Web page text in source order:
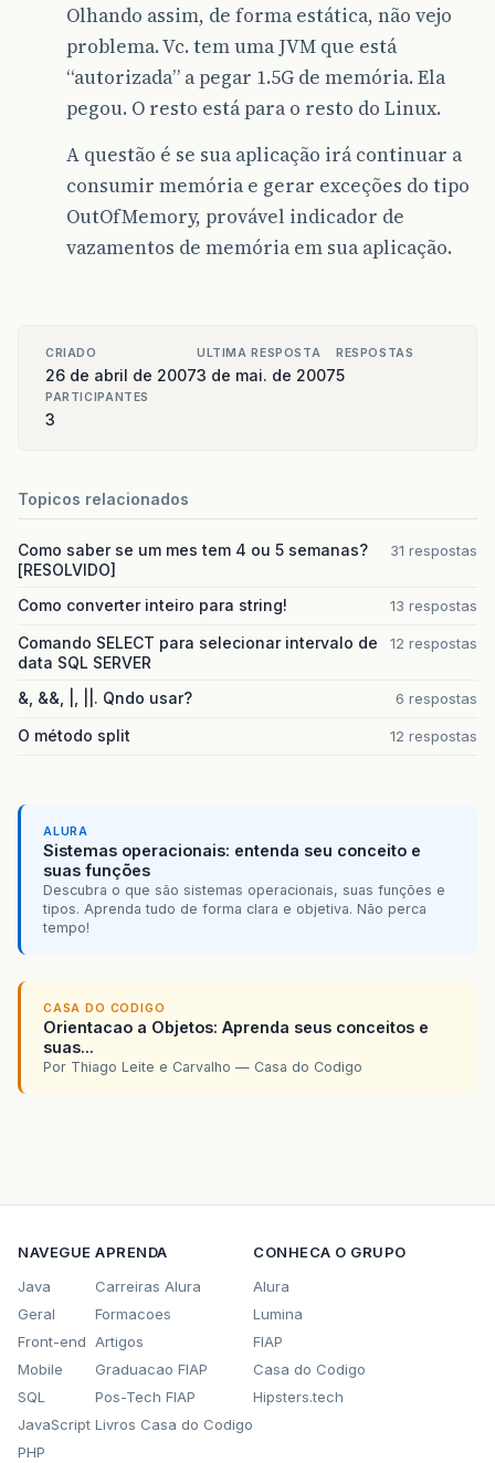
Olhando assim, de forma estática, não vejo
problema. Vc. tem uma JVM que está
“autorizada” a pegar 1.5G de memória. Ela
pegou. O resto está para o resto do Linux.
A questão é se sua aplicação irá continuar a
consumir memória e gerar exceções do tipo
OutOfMemory, provável indicador de
vazamentos de memória em sua aplicação.
CRIADO
26 de abril de 2007
ULTIMA RESPOSTA
3 de mai. de 2007
RESPOSTAS
5
PARTICIPANTES
3
Topicos relacionados
Como saber se um mes tem 4 ou 5 semanas?
[RESOLVIDO]
31 respostas
Como converter inteiro para string! 13 respostas
Comando SELECT para selecionar intervalo de
data SQL SERVER
12 respostas
&, &&, |, ||. Qndo usar? 6 respostas
O método split 12 respostas
ALURA
Sistemas operacionais: entenda seu conceito e
suas funções
Descubra o que são sistemas operacionais, suas funções e
tipos. Aprenda tudo de forma clara e objetiva. Não perca
tempo!
CASA DO CODIGO
Orientacao a Objetos: Aprenda seus conceitos e
suas...
Por Thiago Leite e Carvalho — Casa do Codigo
NAVEGUE
Java
Geral
Front-end
Mobile
SQL
JavaScript
PHP
APRENDA
Carreiras Alura
Formacoes
Artigos
Graduacao FIAP
Pos-Tech FIAP
Livros Casa do Codigo
CONHECA O GRUPO
Alura
Lumina
FIAP
Casa do Codigo
Hipsters.tech